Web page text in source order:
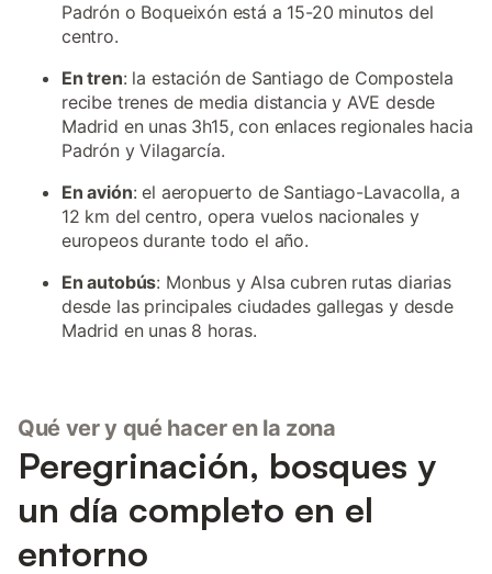
Padrón o Boqueixón está a 15-20 minutos del
centro.
En tren: la estación de Santiago de Compostela
recibe trenes de media distancia y AVE desde
Madrid en unas 3h15, con enlaces regionales hacia
Padrón y Vilagarcía.
En avión: el aeropuerto de Santiago-Lavacolla, a
12 km del centro, opera vuelos nacionales y
europeos durante todo el año.
En autobús: Monbus y Alsa cubren rutas diarias
desde las principales ciudades gallegas y desde
Madrid en unas 8 horas.
Qué ver y qué hacer en la zona
Peregrinación, bosques y
un día completo en el
entorno